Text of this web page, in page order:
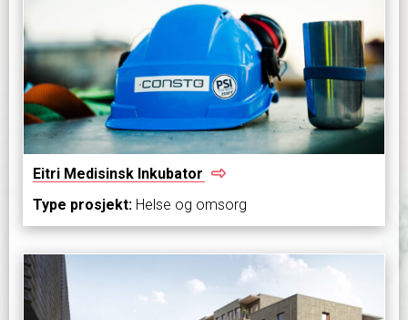
Eitri Medisinsk Inkubator
Type prosjekt: Helse og omsorg